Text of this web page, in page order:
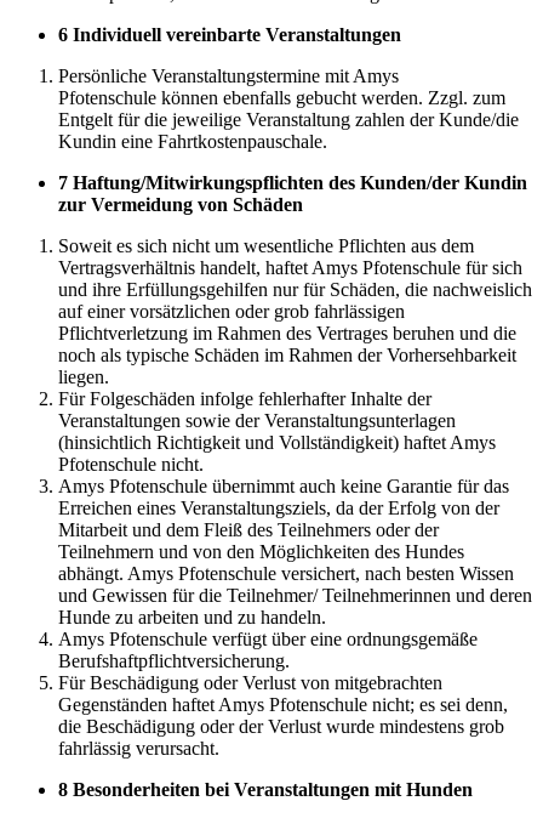
6 Individuell vereinbarte Veranstaltungen
Persönliche Veranstaltungstermine mit Amys
Pfotenschule können ebenfalls gebucht werden. Zzgl. zum
Entgelt für die jeweilige Veranstaltung zahlen der Kunde/die
Kundin eine Fahrtkostenpauschale.
7 Haftung/Mitwirkungspflichten des Kunden/der Kundin
zur Vermeidung von Schäden
Soweit es sich nicht um wesentliche Pflichten aus dem
Vertragsverhältnis handelt, haftet Amys Pfotenschule für sich
und ihre Erfüllungsgehilfen nur für Schäden, die nachweislich
auf einer vorsätzlichen oder grob fahrlässigen
Pflichtverletzung im Rahmen des Vertrages beruhen und die
noch als typische Schäden im Rahmen der Vorhersehbarkeit
liegen.
Für Folgeschäden infolge fehlerhafter Inhalte der
Veranstaltungen sowie der Veranstaltungsunterlagen
(hinsichtlich Richtigkeit und Vollständigkeit) haftet Amys
Pfotenschule nicht.
Amys Pfotenschule übernimmt auch keine Garantie für das
Erreichen eines Veranstaltungsziels, da der Erfolg von der
Mitarbeit und dem Fleiß des Teilnehmers oder der
Teilnehmern und von den Möglichkeiten des Hundes
abhängt. Amys Pfotenschule versichert, nach besten Wissen
und Gewissen für die Teilnehmer/ Teilnehmerinnen und deren
Hunde zu arbeiten und zu handeln.
Amys Pfotenschule verfügt über eine ordnungsgemäße
Berufshaftpflichtversicherung.
Für Beschädigung oder Verlust von mitgebrachten
Gegenständen haftet Amys Pfotenschule nicht; es sei denn,
die Beschädigung oder der Verlust wurde mindestens grob
fahrlässig verursacht.
8 Besonderheiten bei Veranstaltungen mit Hunden